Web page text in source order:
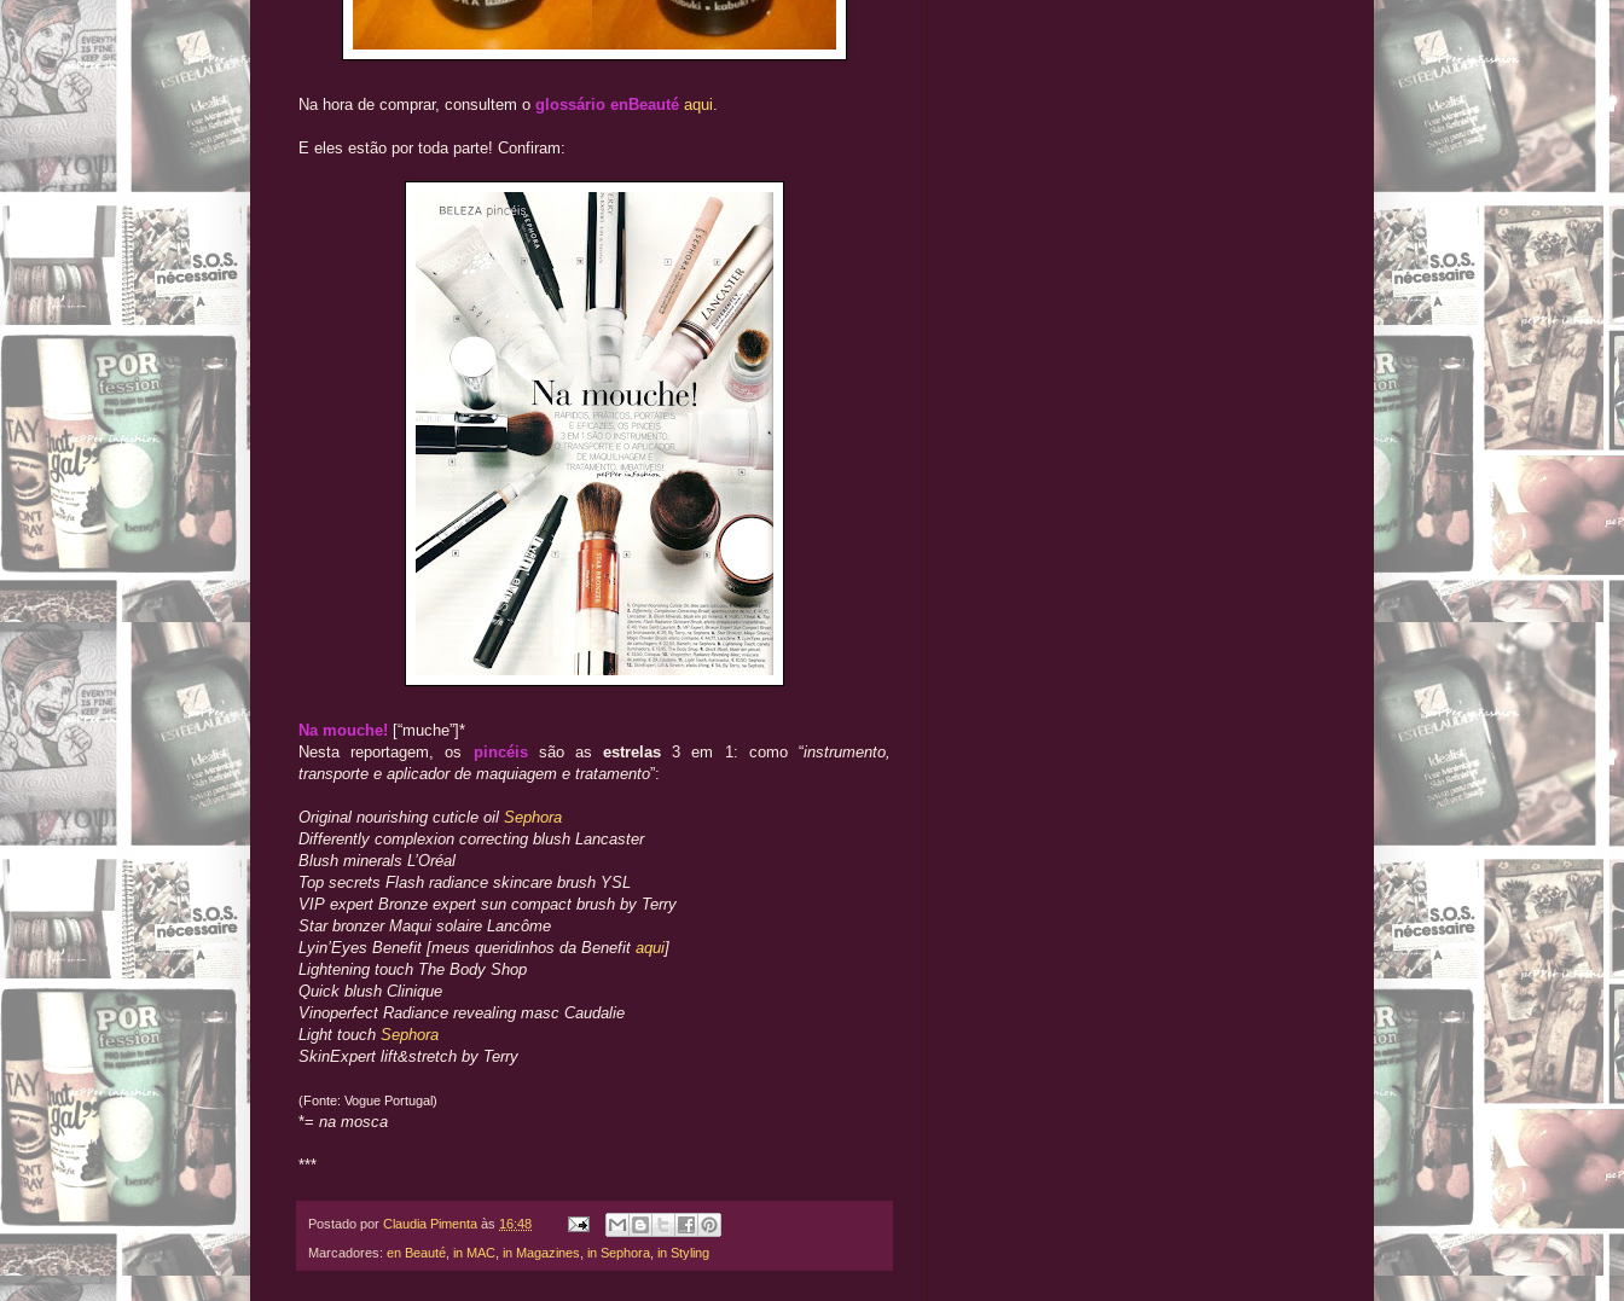
Na hora de comprar, consultem o glossário enBeauté aqui
E eles estão por toda parte! Confiram:
Na mouche! [“muche”]*
Nesta reportagem, os pincéissão asestrelas3 em 1: como “instrumento,
transporte e aplicador de maquiagem e tratamento”:
Original nourishing cuticle oil Sephora
Differently complexion correcting blush Lancaster
Blush minerals L’Oréal
Top secrets Flash radiance skincare brush YSL
VIP expert Bronze expert sun compact brush by Terry
Star bronzer Maqui solaire Lancôme
Lyin’Eyes Benefit [meus queridinhos da Benefit aqui]
Lightening touch The Body Shop
Quick blush Clinique
Vinoperfect Radiance revealing masc Caudalie
Light touch Sephora
SkinExpert lift&stretch by Terry
(Fonte: Vogue Portugal)
*= na mosca
***
Postado por Claudia Pimenta às 16:48
Marcadores: en Beauté in MAC in Magazines in Sephora in Styling